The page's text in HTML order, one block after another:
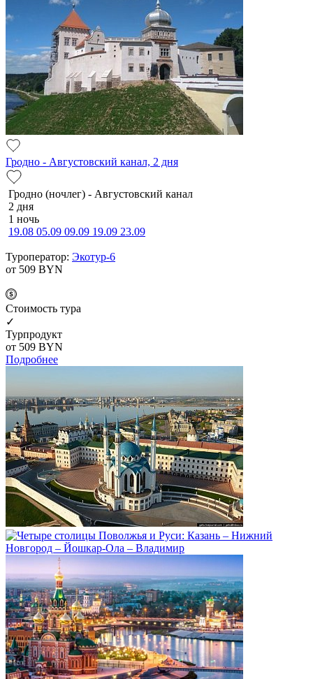
Гродно - Августовский канал, 2 дня
Гродно (ночлег) - Августовский канал
2 дня
1 ночь
19.08 05.09 09.09 19.09 23.09
Туроператор: Экотур-6
от 509 BYN
Cтоимость тура
✓
Турпродукт
от 509 BYN
Подробнее